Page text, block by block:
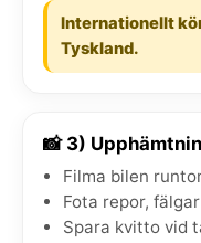
Internationellt
Tyskland.
📸 3)
Filma bilen
Fota repor,
Spara kvitto vid